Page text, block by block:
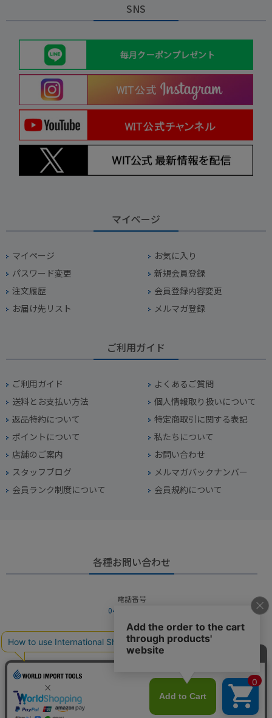
SNS
マイページ
マイページ
お気に入り
パスワード変更
新規会員登録
注文履歴
会員登録内容変更
お届け先リスト
メルマガ登録
ご利用ガイド
ご利用ガイド
よくあるご質問
送料とお支払い方法
個人情報取り扱いについて
返品特約について
特定商取引に関する表記
ポイントについて
私たちについて
店舗のご案内
お問い合わせ
スタッフブログ
メルマガバックナンバー
会員ランク制度について
会員規約について
各種お問い合わせ
電話番号
045-949-2451
営業時間
10：00～19：00
お問い合わせフォームからお問い合わせ